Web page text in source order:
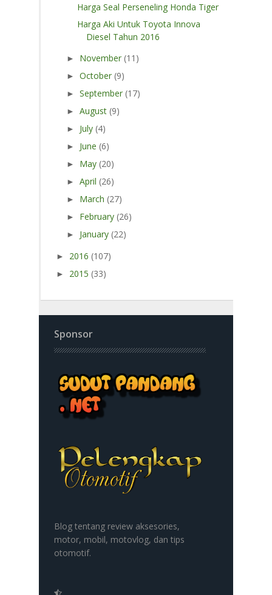
Harga Seal Perseneling Honda Tiger
Harga Aki Untuk Toyota Innova
Diesel Tahun 2016
► November (11)
► October (9)
► September (17)
► August (9)
► July (4)
► June (6)
► May (20)
► April (26)
► March (27)
► February (26)
► January (22)
► 2016 (107)
► 2015 (33)
Sponsor
Blog tentang review aksesories,
motor, mobil, motovlog, dan tips
otomotif.